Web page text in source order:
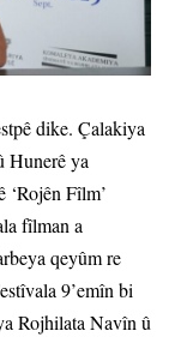
dike. Çalakiya
Hunerê ya
‘Rojên Fîlm’
fîlman a
qeyûm re
9’emîn bi
Rojhilata Navîn û